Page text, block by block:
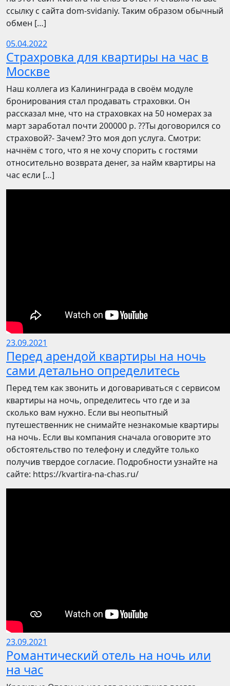
ссылку с сайта dom-svidaniy. Таким образом обычный
обмен […]
05.04.2022
Страхровка для квартиры на час в
Москве
Наш коллега из Калининграда в своём модуле
бронирования стал продавать страховки. Он
рассказал мне, что на страховках на 50 номерах за
март заработал почти 200000 р. ??Ты договорился со
страховой?- Зачем? Это моя доп услуга. Смотри:
начнём с того, что я не хочу спорить с гостями
относительно возврата денег, за найм квартиры на
час если […]
23.09.2021
Перед арендой квартиры на ночь
сами детально определитесь
Перед тем как звонить и договариваться с сервисом
квартиры на ночь, определитесь что где и за
сколько вам нужно. Если вы неопытный
путешественник не снимайте незнакомые квартиры
на ночь. Если вы компания сначала оговорите это
обстоятельство по телефону и следуйте только
получив твердое согласие. Подробности узнайте на
сайте: https://kvartira-na-chas.ru/
23.09.2021
Романтический отель на ночь или
на час